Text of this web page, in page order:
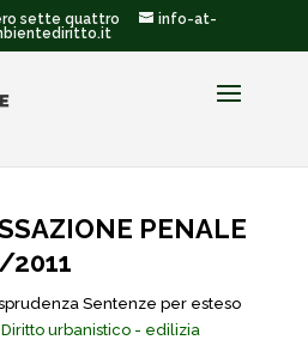
sette quattro
info-at-
PENALE
2011
Sentenze per esteso
Diritto urbanistico - edilizia